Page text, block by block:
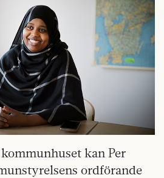
kommunhuset kan Per
ordförande